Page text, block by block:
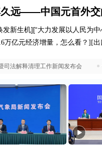
远——中国元首外
发新生机][“大力发展以人民为
万亿元经济增量，怎么看？ ][出
司法解释清理工作新闻发布会